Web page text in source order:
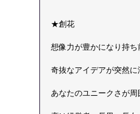
★創花
想像力が豊かになり持ち
奇抜なアイデアが突然
あなたのユニークさが